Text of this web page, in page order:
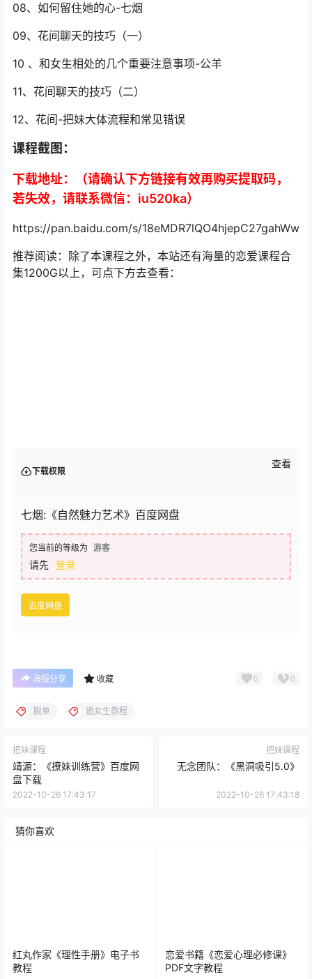
08、如何留住她的心-七烟
09、花间聊天的技巧（一）
10 、和女生相处的几个重要注意事项-公羊
11、花间聊天的技巧（二）
12、花间-把妹大体流程和常见错误
课程截图：
下载地址：（请确认下方链接有效再购买提取码，
若失效，请联系微信：iu520ka）
https://pan.baidu.com/s/18eMDR7lQO4hjepC27gahWw
推荐阅读：除了本课程之外，本站还有海量的恋爱课程合
集1200G以上，可点下方去查看：
下载权限
查看
七烟:《自然魅力艺术》百度网盘
您当前的等级为 游客
请先 登录
百度网盘
海报分享 收藏 0 0
脱单 追女生教程
把妹课程
靖源：《撩妹训练营》百度网
盘下载
2022-10-26 17:43:17
把妹课程
无念团队：《黑洞吸引5.0》
2022-10-26 17:43:18
猜你喜欢
红丸作家《理性手册》电子书
教程
恋爱书籍《恋爱心理必修课》
PDF文字教程